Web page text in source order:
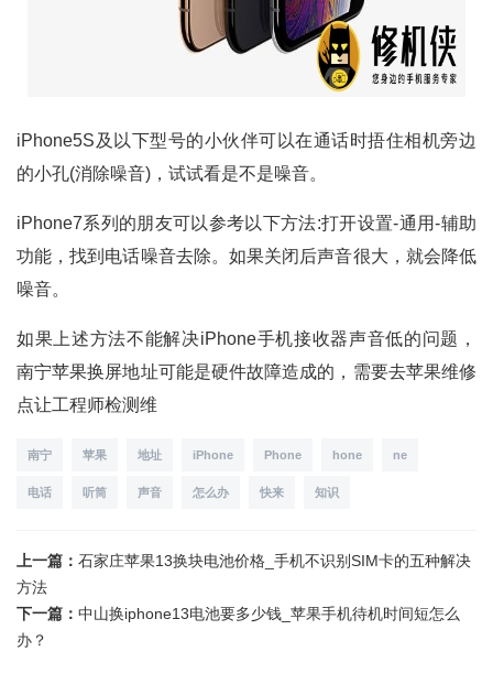
iPhone5S及以下型号的小伙伴可以在通话时捂住相机旁边
的小孔(消除噪音)，试试看是不是噪音。
iPhone7系列的朋友可以参考以下方法:打开设置-通用-辅助
功能，找到电话噪音去除。如果关闭后声音很大，就会降低
噪音。
如果上述方法不能解决iPhone手机接收器声音低的问题，
南宁苹果换屏地址可能是硬件故障造成的，需要去苹果维修
点让工程师检测维
南宁 苹果 地址 iPhone Phone hone ne
电话 听筒 声音 怎么办 快来 知识
上一篇： 石家庄苹果13换块电池价格_手机不识别SIM卡的五种解决
方法
下一篇： 中山换iphone13电池要多少钱_苹果手机待机时间短怎么
办？